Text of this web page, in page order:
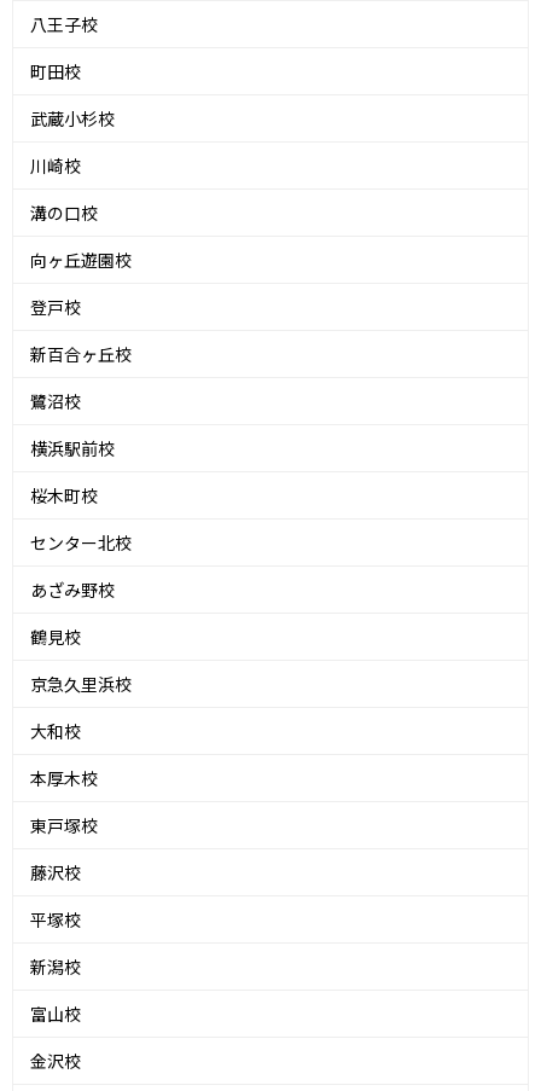
八王子校
町田校
武蔵小杉校
川崎校
溝の口校
向ヶ丘遊園校
登戸校
新百合ヶ丘校
鷺沼校
横浜駅前校
桜木町校
センター北校
あざみ野校
鶴見校
京急久里浜校
大和校
本厚木校
東戸塚校
藤沢校
平塚校
新潟校
富山校
金沢校